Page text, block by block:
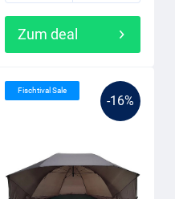
Zum deal
-16%
Fischtival Sale